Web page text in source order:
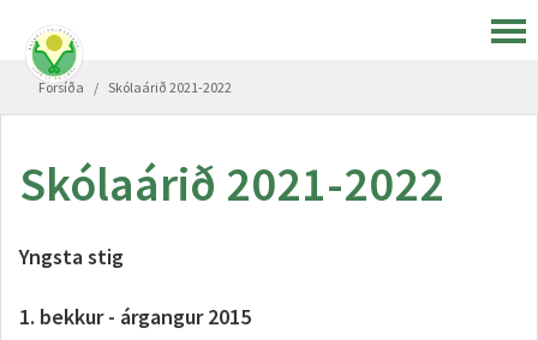
Forsíða / Skólaárið 2021-2022
Skólaárið 2021-2022
Yngsta stig
1. bekkur - árgangur 2015